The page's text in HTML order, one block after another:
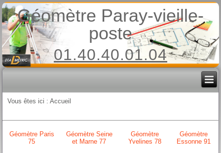
Géomètre Paray-vieille-
poste
01.40.40.01.04
Vous êtes ici :Accueil
Géomètre Paris
75
Géomètre Seine
et Marne 77
Géomètre
Yvelines 78
Géomètre
Essonne 91